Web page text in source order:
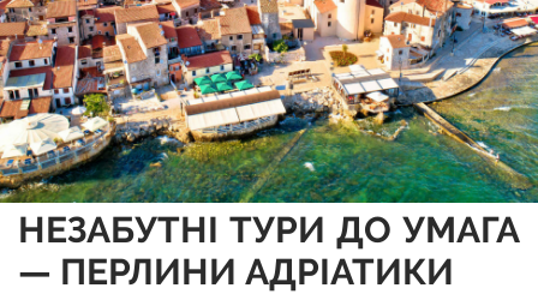
НЕЗАБУТНІ ТУРИ ДО УМАГА
— ПЕРЛИНИ АДРІАТИКИ